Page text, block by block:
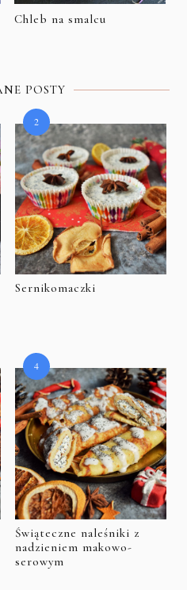
Chleb na smalcu
POSTY
Sernikomaczki
Świąteczne naleśniki z
nadzieniem makowo-
serowym